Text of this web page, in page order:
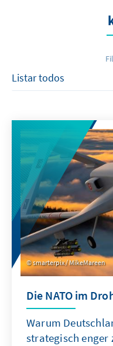
smarterpix / MikeMareen
Die NATO im
Warum
strategisch enger